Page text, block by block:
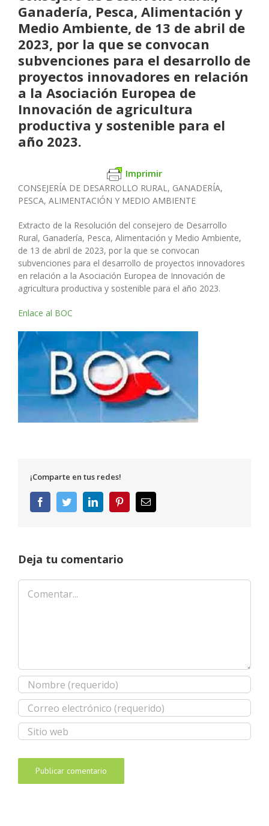
Ganadería, Pesca, Alimentación y
Medio Ambiente, de 13 de abril de
2023, por la que se convocan
subvenciones para el desarrollo de
proyectos innovadores en relación
a la Asociación Europea de
Innovación de agricultura
productiva y sostenible para el
año 2023.
Imprimir
CONSEJERÍA DE DESARROLLO RURAL, GANADERÍA,
PESCA, ALIMENTACIÓN Y MEDIO AMBIENTE
Extracto de la Resolución del consejero de Desarrollo
Rural, Ganadería, Pesca, Alimentación y Medio Ambiente,
de 13 de abril de 2023, por la que se convocan
subvenciones para el desarrollo de proyectos innovadores
en relación a la Asociación Europea de Innovación de
agricultura productiva y sostenible para el año 2023.
Enlace al BOC
¡Comparte en tus redes!
FacebookTwitterLinkedInPinterestCorreo
electrónico
Deja tu comentario
Comentar